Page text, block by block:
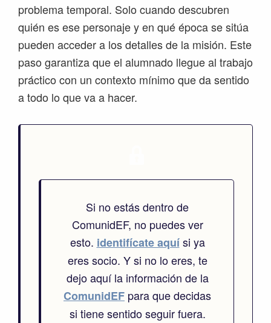
problema temporal. Solo cuando descubren
quién es ese personaje y en qué época se sitúa
pueden acceder a los detalles de la misión. Este
paso garantiza que el alumnado llegue al trabajo
práctico con un contexto mínimo que da sentido
a todo lo que va a hacer.
Si no estás dentro de
ComunidEF, no puedes ver
esto. identifícate aquísi ya
eres socio. Y si no lo eres, te
dejo aquí la información de la
ComunidEF para que decidas
si tiene sentido seguir fuera.